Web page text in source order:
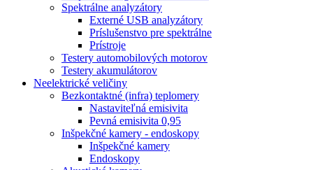
Spektrálne analyzátory
Externé USB analyzátory
Príslušenstvo pre spektrálne
Prístroje
Testery automobilových motorov
Testery akumulátorov
Neelektrické veličiny
Bezkontaktné (infra) teplomery
Nastaviteľná emisivita
Pevná emisivita 0,95
Inšpekčné kamery - endoskopy
Inšpekčné kamery
Endoskopy